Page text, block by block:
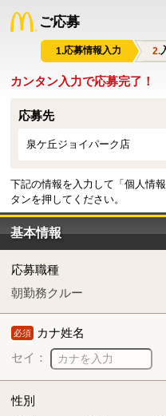
ご応募
応募情報入力
カンタン入力で応募完了！
応募先
泉ケ丘ジョイパーク店
下記の情報を入力して「個人情
タンを押してください。
基本情報
応募職種
朝勤務クルー
必須 カナ姓名
セイ：
性別